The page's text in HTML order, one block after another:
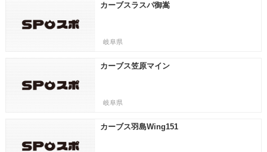
カーブスラスパ御嵩
岐阜県
カーブス笠原マイン
岐阜県
カーブス羽島Wing151